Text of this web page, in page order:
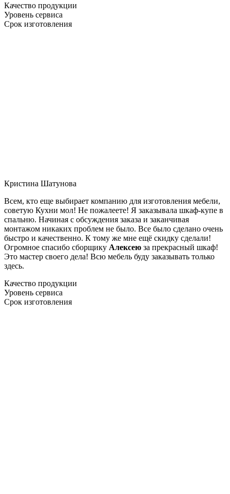
Качество продукции
Уровень сервиса
Срок изготовления
Кристина Шатунова
Всем, кто еще выбирает компанию для изготовления мебели,
советую Кухни мол! Не пожалеете! Я заказывала шкаф-купе в
спальню. Начиная с обсуждения заказа и заканчивая
монтажом никаких проблем не было. Все было сделано очень
быстро и качественно. К тому же мне ещё скидку сделали!
Огромное спасибо сборщику Алексею за прекрасный шкаф!
Это мастер своего дела! Всю мебель буду заказывать только
здесь.
Качество продукции
Уровень сервиса
Срок изготовления